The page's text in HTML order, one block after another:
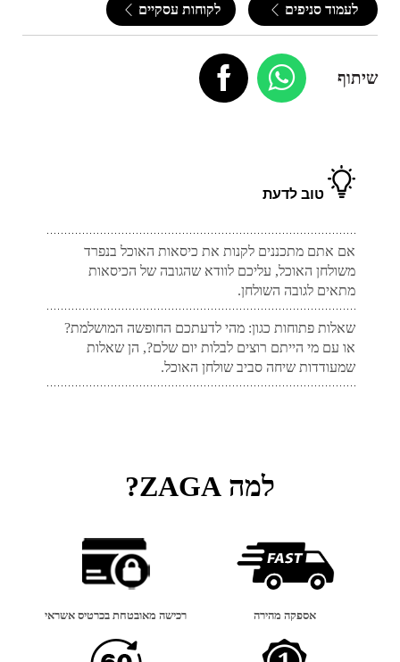
לעמוד סניפים לקוחות עסקיים
שיתוף
טוב לדעת
אם אתם מתכננים לקנות את כיסאות האוכל בנפרד
משולחן האוכל, עליכם לוודא שהגובה של הכיסאות
מתאים לגובה השולחן.
שאלות פתוחות כגון: מהי לדעתכם החופשה המושלמת?
או עם מי הייתם רוצים לבלות יום שלם?, הן שאלות
שמעודדות שיחה סביב שולחן האוכל.
למה ZAGA?
אספקה מהירה רכישה מאובטחת בכרטיס אשראי